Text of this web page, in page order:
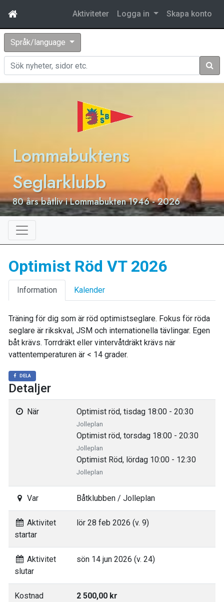
Aktiviteter Logga in Skapa konto
Språk/language
Sök
Lommabuktens
Seglarklubb
80 års båtliv i Lommabukten 1946 - 2026
Optimist Röd VT 2026
Information Kalender
Träning för dig som är röd optimistseglare. Fokus för röda
seglare är rikskval, JSM och internationella tävlingar. Egen
båt krävs. Torrdräkt eller vintervåtdräkt krävs när
vattentemperaturen är < 14 grader.
DELA
Detaljer
När Optimist röd, tisdag 18:00 - 20:30
Jolleplan
Optimist röd, torsdag 18:00 - 20:30
Jolleplan
Optimist Röd, lördag 10:00 - 12:30
Jolleplan
Var Båtklubben / Jolleplan
Aktivitet
startar
lör 28 feb 2026 (v. 9)
Aktivitet
slutar
sön 14 jun 2026 (v. 24)
Kostnad 2 500,00 kr